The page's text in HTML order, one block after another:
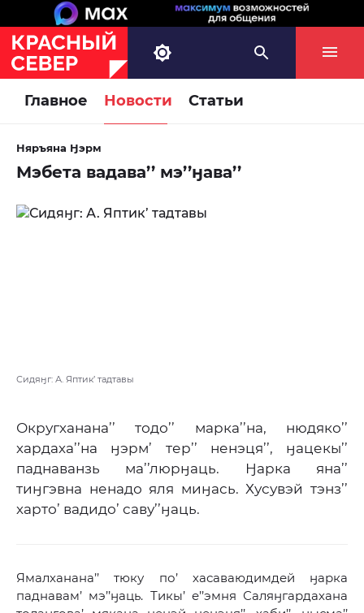
Главное Новости Статьи
Няръяна Ӈэрм
Мэбета вадава’’ мэ’’ӈава’’
Сидяӈг: А. Яптик’ тадтавы
Округханана’’ тодо’’ марка’’на, нюдяко’’
хардаха’’на ӈэрм’ тер’’ ненэця’’, ӈацекы’’
паднаванзь ма’’люрӈаць. Ӈарка яна’’
тиӈгэвна ненадо яля миӈась. Хусувэй тэнз’’
харто’ вадидо’ саву’’ӈаць.
Ямалханана’’ тюку по’ хасаваюдимдей ӈарка
паднавам’ мэ’’ӈаць. Тикы’ е’’эмня Саляӈгардахана